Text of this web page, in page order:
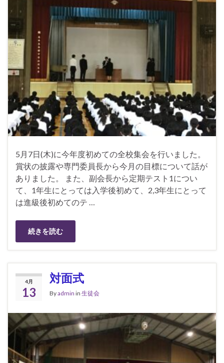
5月7日(木)に今年度初めての全校集会を行いました。
賞状の披露や専門委員長から今月の目標について話が
ありました。 また、副会長から定期テスト1につい
て、1年生にとっては入学後初めて、2,3年生にとって
は進級後初めてのテ …
続きを読む
4月
13
対面式
Byadmin in 生徒会